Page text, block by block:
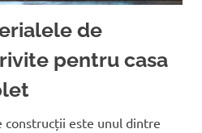
de
pentru casa
este unul dintre